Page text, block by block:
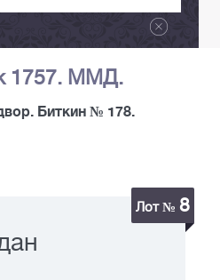
1757. ММД.
Биткин № 178.
Лот № 8